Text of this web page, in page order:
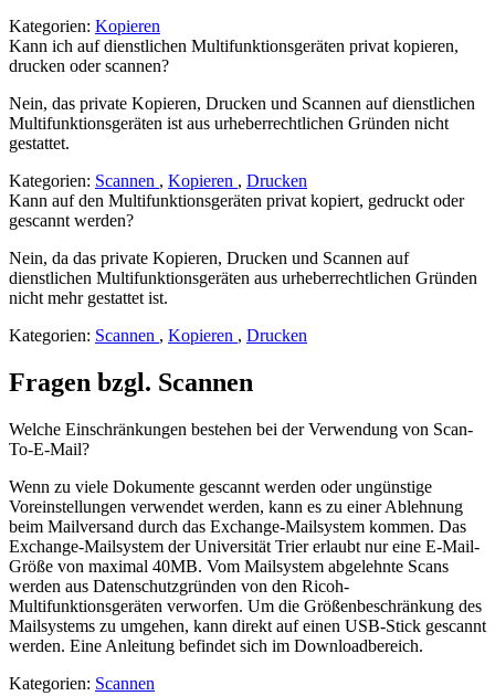
Kategorien: Kopieren
Kann ich auf dienstlichen Multifunktionsgeräten privat kopieren,
drucken oder scannen?
Nein, das private Kopieren, Drucken und Scannen auf dienstlichen
Multifunktionsgeräten ist aus urheberrechtlichen Gründen nicht
gestattet.
Kategorien: Scannen , Kopieren , Drucken
Kann auf den Multifunktionsgeräten privat kopiert, gedruckt oder
gescannt werden?
Nein, da das private Kopieren, Drucken und Scannen auf
dienstlichen Multifunktionsgeräten aus urheberrechtlichen Gründen
nicht mehr gestattet ist.
Kategorien: Scannen , Kopieren , Drucken
Fragen bzgl. Scannen
Welche Einschränkungen bestehen bei der Verwendung von Scan-
To-E-Mail?
Wenn zu viele Dokumente gescannt werden oder ungünstige
Voreinstellungen verwendet werden, kann es zu einer Ablehnung
beim Mailversand durch das Exchange-Mailsystem kommen. Das
Exchange-Mailsystem der Universität Trier erlaubt nur eine E-Mail-
Größe von maximal 40MB. Vom Mailsystem abgelehnte Scans
werden aus Datenschutzgründen von den Ricoh-
Multifunktionsgeräten verworfen. Um die Größenbeschränkung des
Mailsystems zu umgehen, kann direkt auf einen USB-Stick gescannt
werden. Eine Anleitung befindet sich im Downloadbereich.
Kategorien: Scannen